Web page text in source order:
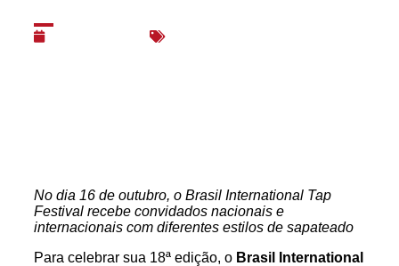
No dia 16 de outubro, o Brasil International Tap
Festival recebe convidados nacionais e
internacionais com diferentes estilos de sapateado
Para celebrar sua 18ª edição, o Brasil International